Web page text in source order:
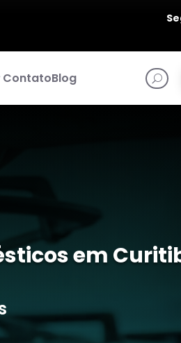
ContatoBlog U
em